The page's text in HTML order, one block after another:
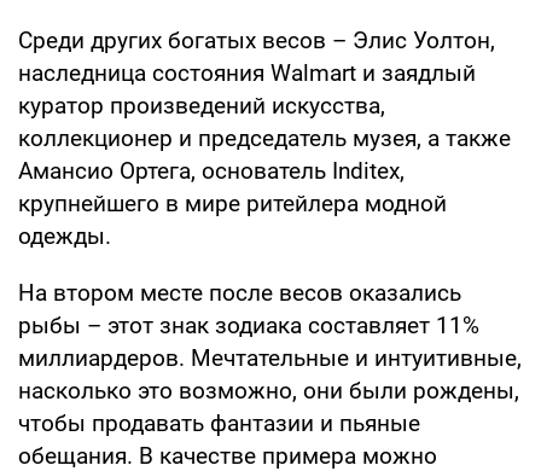
Среди других богатых весов – Элис Уолтон,
наследница состояния Walmart и заядлый
куратор произведений искусства,
коллекционер и председатель музея, а также
Амансио Ортега, основатель Inditex,
крупнейшего в мире ритейлера модной
одежды.
На втором месте после весов оказались
рыбы – этот знак зодиака составляет 11%
миллиардеров. Мечтательные и интуитивные,
насколько это возможно, они были рождены,
чтобы продавать фантазии и пьяные
обещания. В качестве примера можно